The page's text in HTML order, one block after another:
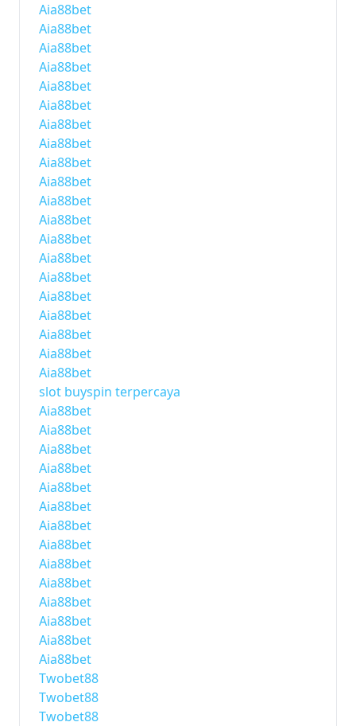
Aia88bet
Aia88bet
Aia88bet
Aia88bet
Aia88bet
Aia88bet
Aia88bet
Aia88bet
Aia88bet
Aia88bet
Aia88bet
Aia88bet
Aia88bet
Aia88bet
Aia88bet
Aia88bet
Aia88bet
Aia88bet
Aia88bet
Aia88bet
slot buyspin terpercaya
Aia88bet
Aia88bet
Aia88bet
Aia88bet
Aia88bet
Aia88bet
Aia88bet
Aia88bet
Aia88bet
Aia88bet
Aia88bet
Aia88bet
Aia88bet
Aia88bet
Twobet88
Twobet88
Twobet88